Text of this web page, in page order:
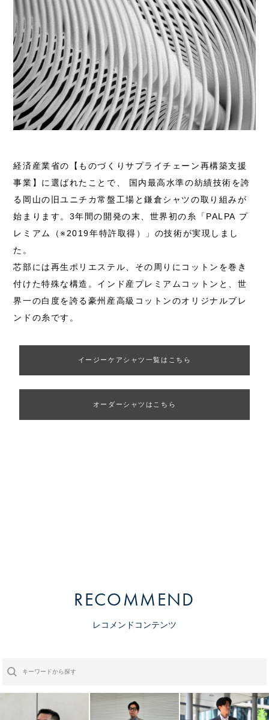
経済産業省の【ものづくりサプライチェーン再構築支援
事業】に選ばれたことで、 国内最高水準の紡績技術を誇
る岡山の旧ユニチカ常盤工場と鎌倉シャツの取り組みが
始まります。3年間の開発の末、世界初の糸「PALPA プ
レミアム（※2019年特許取得）」の技術が実現しまし
た。
芯部には再生ポリエステル、その周りにコットンを巻き
付けた特殊な構造。インド産プレミアムコットンと、世
界一の白度を誇る豪州産高級コットンのオリジナルブレ
ンドの糸です。
イージーケアシャツ一覧はこちら
オーダーシャツはこちら
RECOMMEND
レコメンドコンテンツ